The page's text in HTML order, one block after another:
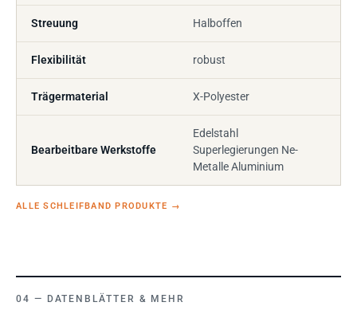
Streuung Halboffen
Flexibilität robust
Trägermaterial X-Polyester
Bearbeitbare Werkstoffe
Edelstahl
Superlegierungen Ne-
Metalle Aluminium
ALLE SCHLEIFBAND PRODUKTE →
DATENBLÄTTER & MEHR